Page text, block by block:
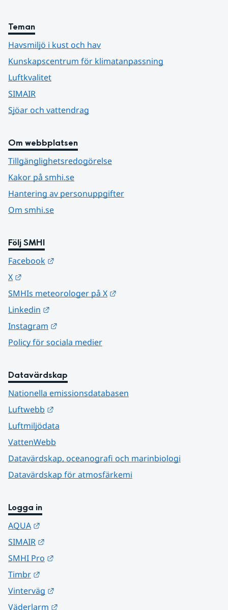
Teman
Havsmiljö i kust och hav
Kunskapscentrum för klimatanpassning
Luftkvalitet
SIMAIR
Sjöar och vattendrag
Om webbplatsen
Tillgänglighetsredogörelse
Kakor på smhi.se
Hantering av personuppgifter
Om smhi.se
Följ SMHI
Facebook
X
SMHIs meteorologer på X
Linkedin
Instagram
Policy för sociala medier
Datavärdskap
Nationella emissionsdatabasen
Luftwebb
Luftmiljödata
VattenWebb
Datavärdskap, oceanografi och marinbiologi
Datavärdskap för atmosfärkemi
Logga in
AQUA
SIMAIR
SMHI Pro
Timbr
Vinterväg
Väderlarm